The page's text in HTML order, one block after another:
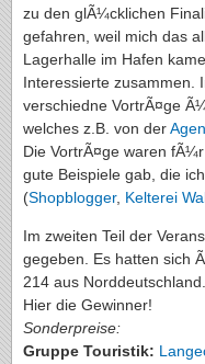
zu den glÃ¼cklichen
gefahren, weil mich das
Lagerhalle im Hafen
Interessierte zusammen.
verschiedne VortrÃ¤ge
welches z.B. von der
Die VortrÃ¤ge waren
gute Beispiele gab, die
(Shopblogger, Kelterei
Im zweiten Teil der
gegeben. Es hatten sich
214 aus Norddeutschland.
Hier die Gewinner!
Sonderpreise:
Gruppe Touristik: